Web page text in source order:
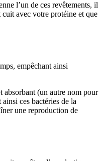
l’un de ces revêtements, il
avec votre protéine et que
empêchant ainsi
absorbant (un autre nom pour
ces bactéries de la
une reproduction de